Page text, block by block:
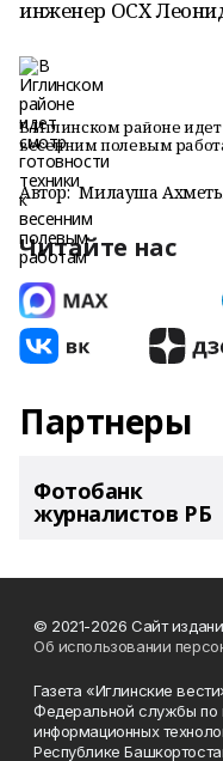
инженер ОСХ
В Иглинском районе идет
весенним полевым
Автор: Милауша
Читайте нас
Партнеры
Фотобанк
журналистов РБ
© 2021-2026 Сайт
Об использовании
Газета «Иглинские
Федеральной службы по
информационных
Республике